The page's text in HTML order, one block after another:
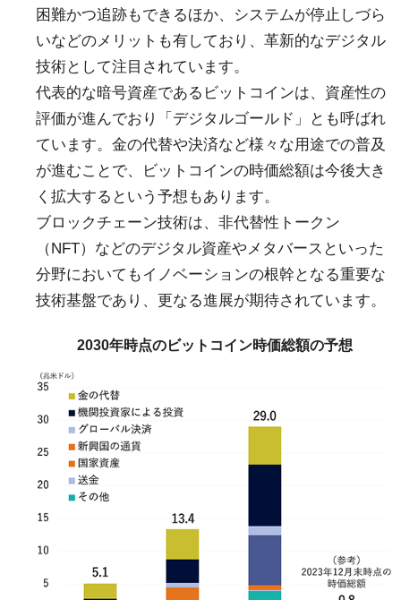
困難かつ追跡もできるほか、システムが停止しづら
いなどのメリットも有しており、革新的なデジタル
技術として注目されています。
代表的な暗号資産であるビットコインは、資産性の
評価が進んでおり「デジタルゴールド」とも呼ばれ
ています。金の代替や決済など様々な用途での普及
が進むことで、ビットコインの時価総額は今後大き
く拡大するという予想もあります。
ブロックチェーン技術は、非代替性トークン
（NFT）などのデジタル資産やメタバースといった
分野においてもイノベーションの根幹となる重要な
技術基盤であり、更なる進展が期待されています。
2030年時点のビットコイン時価総額の予想